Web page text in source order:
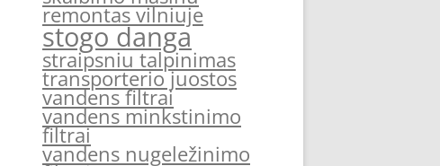
remontas vilniuje
stogo danga
straipsniu talpinimas
transporterio juostos
vandens filtrai
vandens minkstinimo
filtrai
vandens nugeležinimo